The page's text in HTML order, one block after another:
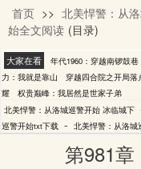
冰临城下
首页 >> 北美悍警：从
始全文阅读 (目录)
大家在看 年代1960：穿越南锣鼓巷
力：我就是靠山
穿越四合院之开局落
耀
权贵巅峰：我居然是世家子弟
北美悍警：从洛城巡警开始 冰临城下
巡警开始txt下载 - 北美悍警：从洛城
第981